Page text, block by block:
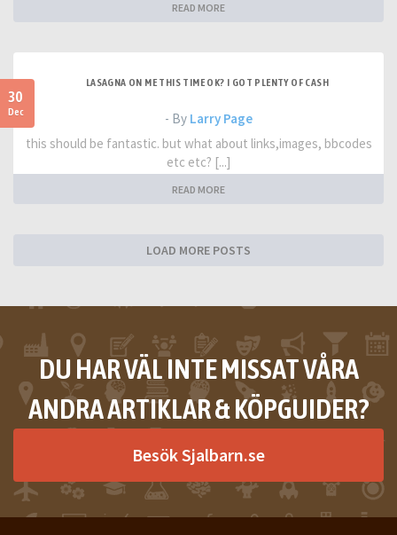
READ MORE
30
Dec
LASAGNA ON ME THIS TIME OK? I GOT PLENTY OF CASH
- By Larry Page
this should be fantastic. but what about links,images, bbcodes
etc etc? [...]
READ MORE
LOAD MORE POSTS
DU HAR VÄL INTE MISSAT VÅRA
ANDRA ARTIKLAR & KÖPGUIDER?
Besök Sjalbarn.se